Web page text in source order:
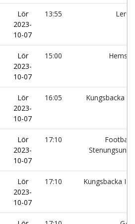
Lör
2023-
10-07
13:55
Lör
2023-
10-07
15:00
Lör
2023-
10-07
16:05 Kungsbacka
Lör
2023-
10-07
17:10
Lör
2023-
10-07
17:10 Kungsbacka